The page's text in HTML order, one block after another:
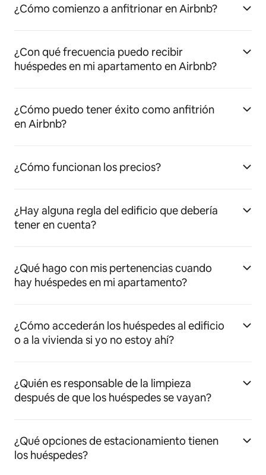
¿Cómo comienzo a anfitrionar en Airbnb?
¿Con qué frecuencia puedo recibir
huéspedes en mi apartamento en Airbnb?
¿Cómo puedo tener éxito como anfitrión
en Airbnb?
¿Cómo funcionan los precios?
¿Hay alguna regla del edificio que debería
tener en cuenta?
¿Qué hago con mis pertenencias cuando
hay huéspedes en mi apartamento?
¿Cómo accederán los huéspedes al edificio
o a la vivienda si yo no estoy ahí?
¿Quién es responsable de la limpieza
después de que los huéspedes se vayan?
¿Qué opciones de estacionamiento tienen
los huéspedes?